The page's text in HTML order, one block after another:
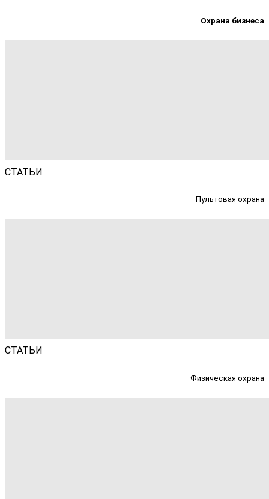
Охрана бизнеса
СТАТЬИ
Пультовая охрана
СТАТЬИ
Физическая охрана